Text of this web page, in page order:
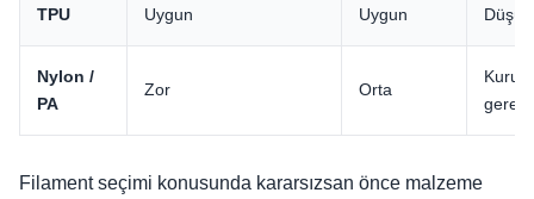
TPU Uygun Uygun
Nylon /
PA
Zor Orta
Kuru
Filament seçimi konusunda kararsızsan önce malzeme